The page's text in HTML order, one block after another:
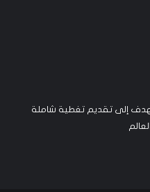
إلى تقديم تغطية شاملة